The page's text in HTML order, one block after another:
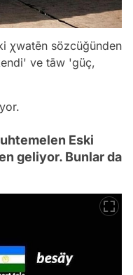
χwatēn sözcüğünden
ve tāw 'güç,
Eski
geliyor. Bunlar da